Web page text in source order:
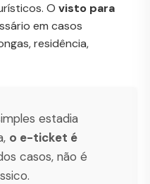
O visto para
em casos
residência,
estadia
o e-ticket é
casos, não é